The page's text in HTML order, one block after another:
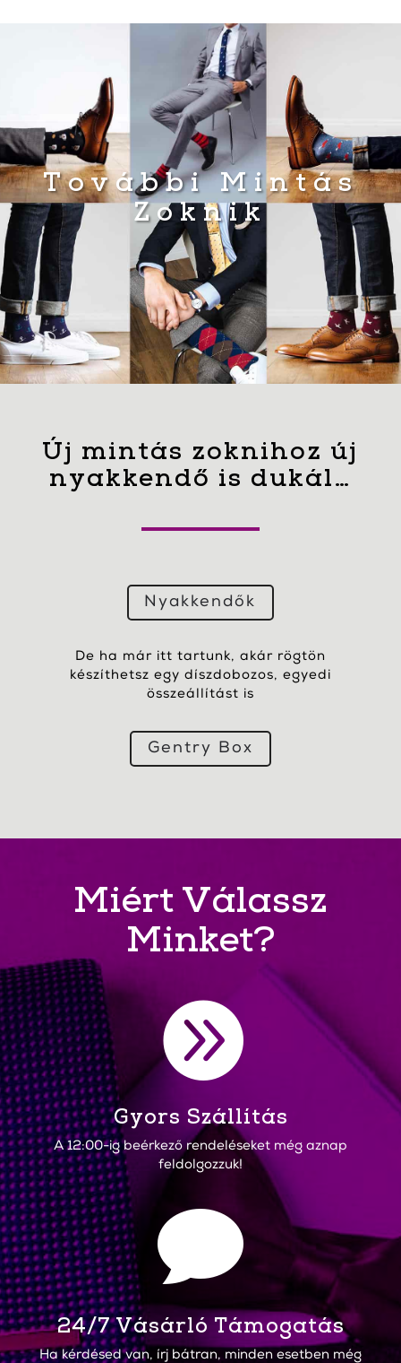
További Mintás
Zoknik
Új mintás zoknihoz új
nyakkendő is dukál…
Nyakkendők
De ha már itt tartunk, akár rögtön
készíthetsz egy díszdobozos, egyedi
összeállítást is
Gentry Box
Miért Válassz
Minket?

Gyors Szállítás
A 12:00-ig beérkező rendeléseket még aznap
feldolgozzuk!

24/7 Vásárló Támogatás
Ha kérdésed van, írj bátran, minden esetben még